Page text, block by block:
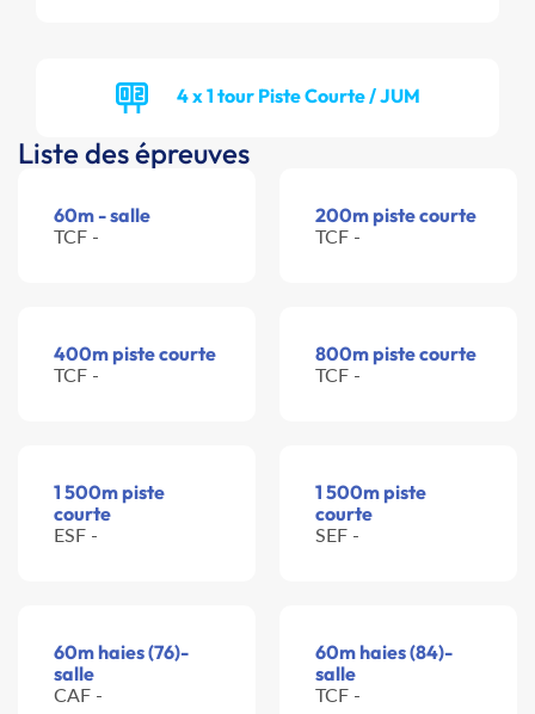
4 x 1 tour Piste Courte / JUM
Liste des épreuves
60m - salle
TCF -
200m piste courte
TCF -
400m piste courte
TCF -
800m piste courte
TCF -
1 500m piste
courte
ESF -
1 500m piste
courte
SEF -
60m haies (76)-
salle
CAF -
60m haies (84)-
salle
TCF -